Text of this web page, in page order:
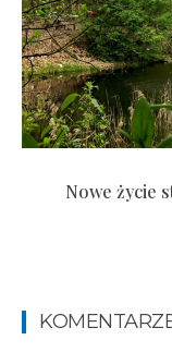
Nowe życie